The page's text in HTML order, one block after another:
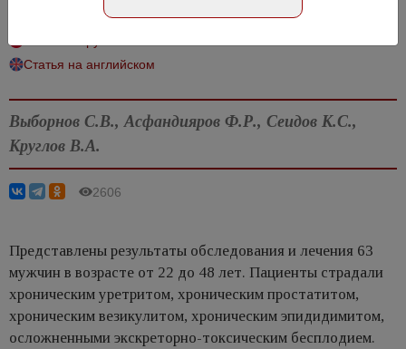
Статья на английском
Выборнов С.В., Асфандияров Ф.Р., Сеидов К.С.,
Круглов В.А.
2606
Представлены результаты обследования и лечения 63
мужчин в возрасте от 22 до 48 лет. Пациенты страдали
хроническим уретритом, хроническим простатитом,
хроническим везикулитом, хроническим эпидидимитом,
осложненными экскреторно-токсическим бесплодием.